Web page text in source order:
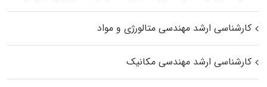
کارشناسی ارشد مهندسی متالورژی و مواد
کارشناسی ارشد مهندسی مکانیک